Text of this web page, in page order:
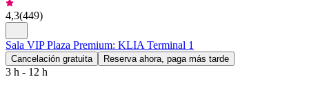
4,3(449)
Sala VIP Plaza Premium: KLIA Terminal 1
Cancelación gratuita Reserva ahora, paga más tarde
3 h - 12 h